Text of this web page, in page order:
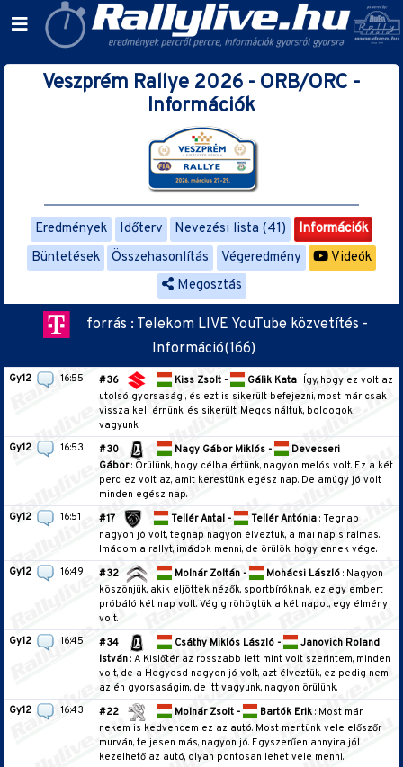
Veszprém Rallye 2026 - ORB/ORC -
Információk
Eredmények Időterv Nevezési lista (41)
Információk
Büntetések
Összehasonlítás Végeredmény
Videók
Megosztás
forrás : Telekom LIVE YouTube közvetítés -
Információ(166)
Gy12 16:55 #36 Kiss Zsolt - Gálik Kata: Így, hogy ez volt az
utolsó gyorsasági, és ezt is sikerült befejezni, most már csak
vissza kell érnünk, és sikerült. Megcsináltuk, boldogok
vagyunk.
Gy12
16:53 #30 Nagy Gábor Miklós -
Devecseri
Gábor: Örülünk, hogy célba értünk, nagyon melós volt. Ez a két
perc, ez volt az, amit kerestünk egész nap. De amúgy jó volt
minden egész nap.
Gy12
16:51 #17 Tellér Antal - Tellér Antónia: Tegnap
nagyon jó volt, tegnap nagyon élveztük, a mai nap siralmas.
Imádom a rallyt, imádok menni, de örülök, hogy ennek vége.
Gy12
16:49 #32 Molnár Zoltán - Mohácsi László: Nagyon
köszönjük, akik eljöttek nézők, sportbíróknak, ez egy embert
próbáló két nap volt. Végig röhögtük a két napot, egy élmény
volt.
Gy12
16:45 #34 Csáthy Miklós László -
Janovich Roland
István: A Kislőtér az rosszabb lett mint volt szerintem, minden
volt, de a Hegyesd nagyon jó volt, azt élveztük, ez pedig nem
az én gyorsaságim, de itt vagyunk, nagyon örülünk.
Gy12
16:43 #22 Molnár Zsolt - Bartók Erik: Most már
nekem is kedvencem ez az autó. Most mentünk vele előszőr
murván, teljesen más, nagyon jó. Egyszerűen annyira jól
kezelhető az autó, olyan pontosan lehet vele menni.